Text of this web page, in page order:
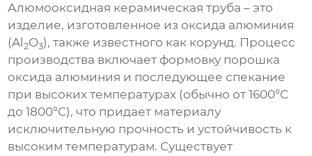
Алюмооксидная керамическая труба – это
изделие, изготовленное из оксида алюминия
(Al2O3), также известного как корунд. Процесс
производства включает формовку порошка
оксида алюминия и последующее спекание
при высоких температурах (обычно от 1600°C
до 1800°C), что придает материалу
исключительную прочность и устойчивость к
высоким температурам. Существует